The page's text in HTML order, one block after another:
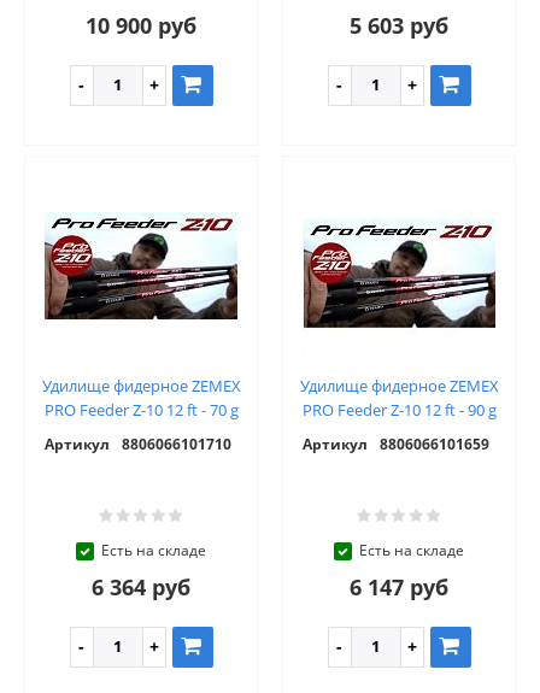
10 900 руб 5 603 руб
Удилище фидерное ZEMEX
PRO Feeder Z-10 12 ft - 70 g
Артикул 8806066101710
Есть на складе
6 364 руб
Удилище фидерное ZEMEX
PRO Feeder Z-10 12 ft - 90 g
Артикул 8806066101659
Есть на складе
6 147 руб